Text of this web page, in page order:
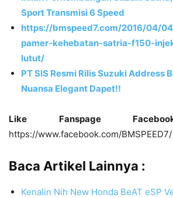
Sport Transmisi 6 Speed
https://bmspeed7.com/2016/04/
pamer-kehebatan-satria-f150-
lutut/
PT SIS Resmi Rilis Suzuki Address
Nuansa Elegant Dapet!!
Like Fanspage
https://www.facebook.com/BMSPEED7/
Baca Artikel Lainnya :
Kenalin Nih New Honda BeAT eSP